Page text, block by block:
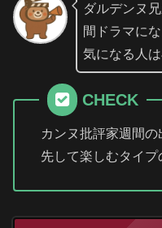
ダルデンヌ
間ドラマに
気になる人
CHECK
カンヌ批評家週間
先して楽しむタイプ